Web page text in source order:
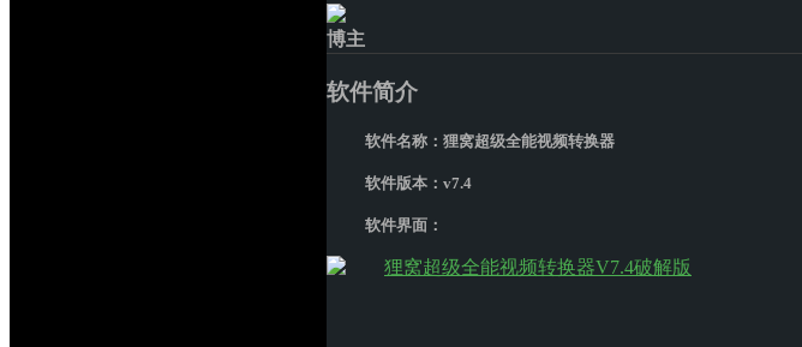
博主
软件简介
软件名称：狸窝超级全能视频转换器
软件版本：v7.4
软件界面：